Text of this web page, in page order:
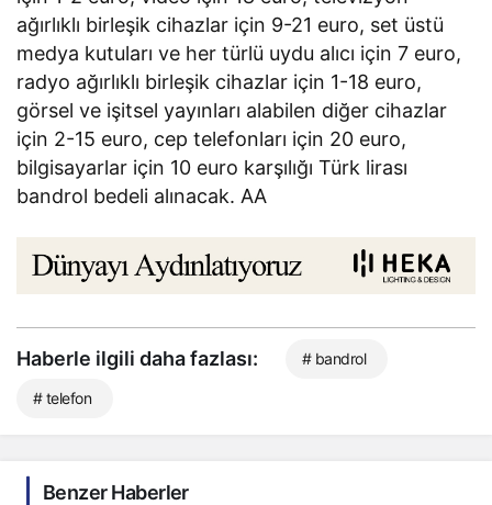
ağırlıklı birleşik cihazlar için 9-21 euro, set üstü
medya kutuları ve her türlü uydu alıcı için 7 euro,
radyo ağırlıklı birleşik cihazlar için 1-18 euro,
görsel ve işitsel yayınları alabilen diğer cihazlar
için 2-15 euro, cep telefonları için 20 euro,
bilgisayarlar için 10 euro karşılığı Türk lirası
bandrol bedeli alınacak. AA
Haberle ilgili daha fazlası: # bandrol
# telefon
Benzer Haberler